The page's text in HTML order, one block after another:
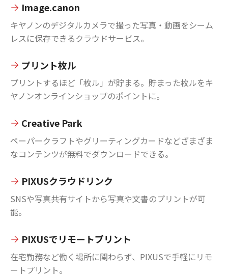
Image.canon
キヤノンのデジタルカメラで撮った写真・動画をシーム
レスに保存できるクラウドサービス。
プリント枚ル
プリントするほど「枚ル」が貯まる。貯まった枚ルをキ
ヤノンオンラインショップのポイントに。
Creative Park
ペーパークラフトやグリーティングカードなどざまざま
なコンテンツが無料でダウンロードできる。
PIXUSクラウドリンク
SNSや写真共有サイトから写真や文書のプリントが可
能。
PIXUSでリモートプリント
在宅勤務など働く場所に関わらず、PIXUSで手軽にリモ
ートプリント。